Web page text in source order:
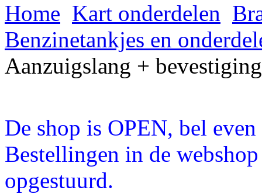
Home Kart onderdelen
Benzinetankjes en
Aanzuigslang +
De shop is OPEN, bel
Bestellingen in de
opgestuurd.